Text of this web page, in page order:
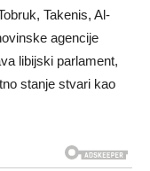
Takenis, Al-
agencije
libijski parlament,
stanje stvari kao